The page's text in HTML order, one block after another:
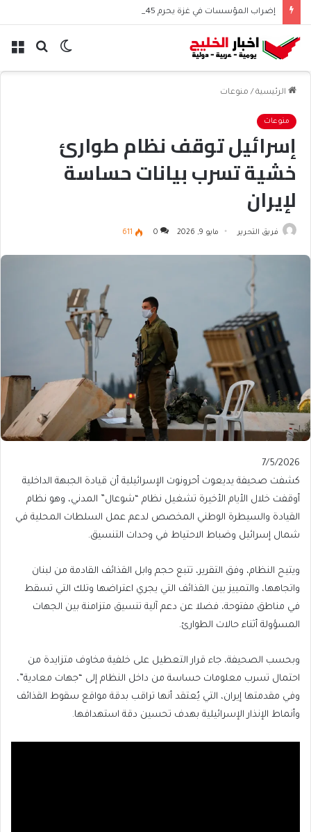
إضراب المؤسسات في غزة يحرم 45 ألف موظف من الرواتب
بحث الوضع
الرئيسية / منوعات
منوعات
إسرائيل توقف نظام طوارئ
خشية تسرب بيانات حساسة
لإيران
فريق التحرير مايو 9, 2026 0
611
Published
On
7/5/2026
7/5/2026
كشفت صحيفة يديعوت أحرونوت الإسرائيلية أن قيادة الجبهة الداخلية
أوقفت خلال الأيام الأخيرة تشغيل نظام “شوعال” المدني، وهو نظام
القيادة والسيطرة الوطني المخصص لدعم عمل السلطات المحلية في
شمال إسرائيل وضباط الاحتياط في وحدات التنسيق.
ويتيح النظام، وفق التقرير، تتبع حجم وابل القذائف القادمة من لبنان
واتجاهها، والتمييز بين القذائف التي يجري اعتراضها وتلك التي تسقط
في مناطق مفتوحة، فضلا عن دعم آلية تنسيق متزامنة بين الجهات
المسؤولة أثناء حالات الطوارئ.
وبحسب الصحيفة، جاء قرار التعطيل على خلفية مخاوف متزايدة من
احتمال تسرب معلومات حساسة من داخل النظام إلى “جهات معادية”،
وفي مقدمتها إيران، التي يُعتقد أنها تراقب بدقة مواقع سقوط القذائف
وأنماط الإنذار الإسرائيلية بهدف تحسين دقة استهدافها.